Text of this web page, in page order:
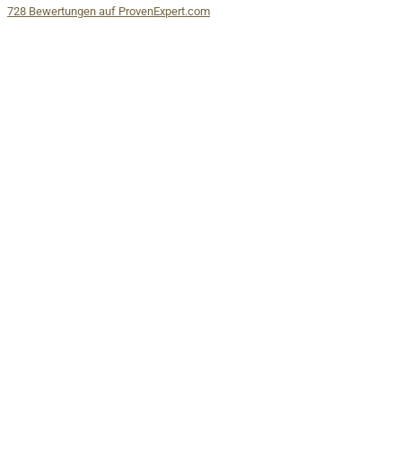
728 Bewertungen auf ProvenExpert.com